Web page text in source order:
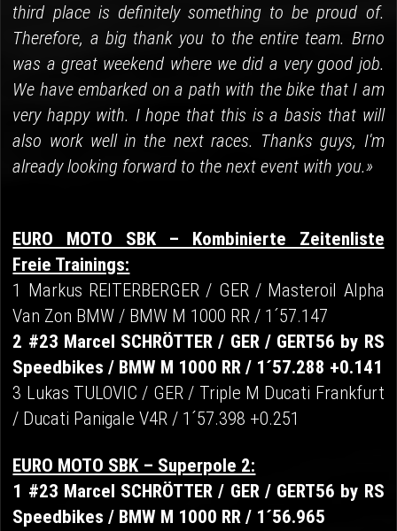
third place is definitely something to be proud of.
Therefore, a big thank you to the entire team. Brno
was a great weekend where we did a very good job.
We have embarked on a path with the bike that I am
very happy with. I hope that this is a basis that will
also work well in the next races. Thanks guys, I'm
already looking forward to the next event with you.»
EURO MOTO SBK – Kombinierte Zeitenliste
Freie Trainings:
1 Markus REITERBERGER / GER / Masteroil Alpha
Van Zon BMW / BMW M 1000 RR / 1´57.147
2 #23 Marcel SCHRÖTTER / GER / GERT56 by RS
Speedbikes / BMW M 1000 RR / 1´57.288 +0.141
3 Lukas TULOVIC / GER / Triple M Ducati Frankfurt
/ Ducati Panigale V4R / 1´57.398 +0.251
EURO MOTO SBK – Superpole 2:
1 #23 Marcel SCHRÖTTER / GER / GERT56 by RS
Speedbikes / BMW M 1000 RR / 1´56.965